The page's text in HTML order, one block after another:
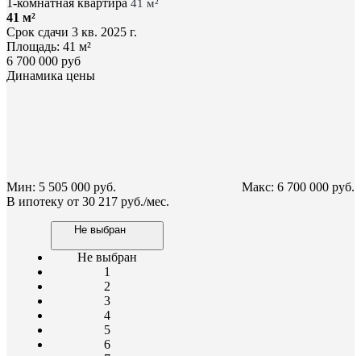
41 м²
41 м²
Срок сдачи 3 кв. 2025 г.
Площадь: 41 м²
6 700 000 руб
Динамика цены
Мин: 5 505 000 руб.
Макс: 6 700 000 руб.
В ипотеку от 30 217 руб./мес.
Не выбран
Не выбран
1
2
3
4
5
6